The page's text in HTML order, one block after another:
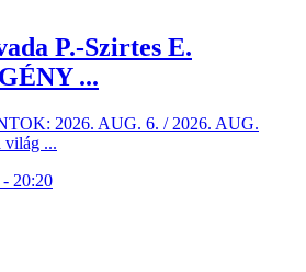
P.-Szirtes E.
...
2026. AUG. 6. / 2026. AUG.
világ ...
- 20:20